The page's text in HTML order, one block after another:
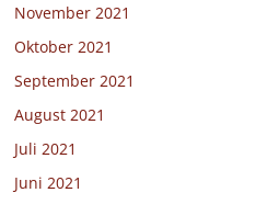
November 2021
Oktober 2021
September 2021
August 2021
Juli 2021
Juni 2021